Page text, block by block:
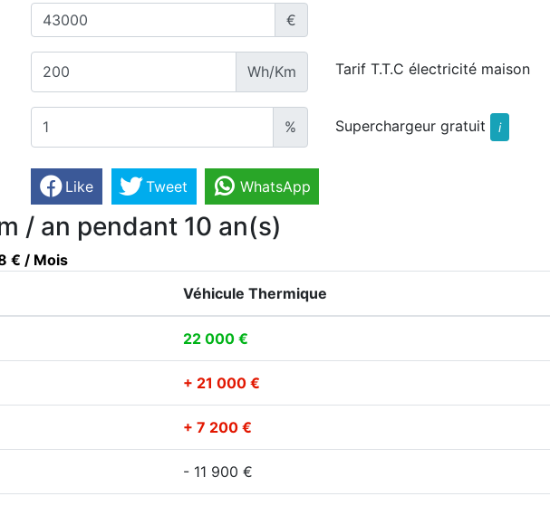
€
Wh/Km Tarif T.T.C électricité maison
% Superchargeur gratuit i
Like Tweet WhatsApp
/ an pendant 10 an(s)
€ / Mois
Véhicule Thermique
22 000 €
+ 21 000 €
+ 7 200 €
- 11 900 €